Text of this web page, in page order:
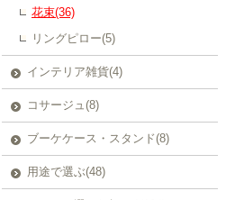
花束(36)
リングピロー(5)
インテリア雑貨(4)
コサージュ(8)
ブーケケース・スタンド(8)
用途で選ぶ(48)